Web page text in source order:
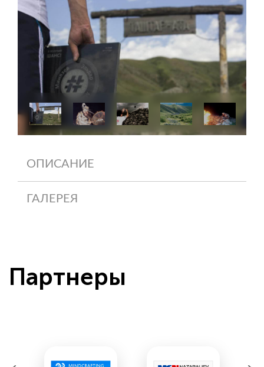
ОПИСАНИЕ
ГАЛЕРЕЯ
Партнеры